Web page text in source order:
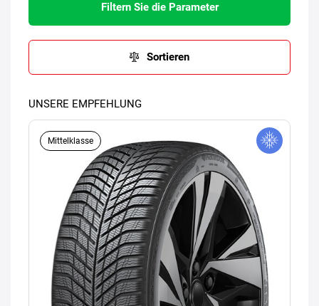
Filtern Sie die Parameter
Sortieren
UNSERE EMPFEHLUNG
Mittelklasse